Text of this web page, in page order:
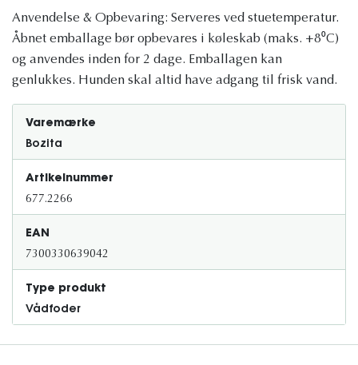
Anvendelse & Opbevaring: Serveres ved stuetemperatur.
Åbnet emballage bør opbevares i køleskab (maks. +8⁰C)
og anvendes inden for 2 dage. Emballagen kan
genlukkes. Hunden skal altid have adgang til frisk vand.
Varemærke
Bozita
Artikelnummer
677.2266
EAN
7300330639042
Type produkt
Vådfoder